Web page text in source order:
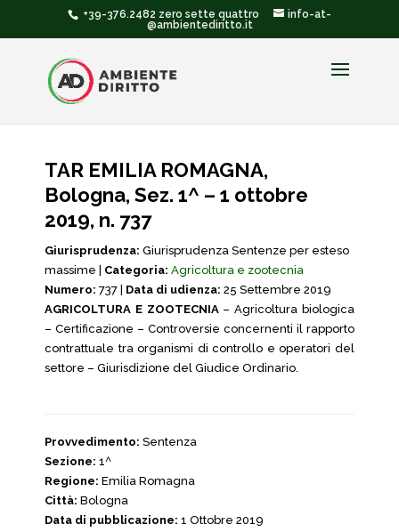
+39-376.2482 zero sette quattro
info-at-
@ambientediritto.it
TAR EMILIA ROMAGNA,
Bologna, Sez. 1^ – 1 ottobre
2019, n. 737
Giurisprudenza: Giurisprudenza Sentenze per esteso
massime | Categoria: Agricoltura e zootecnia
Numero: 737 | Data di udienza: 25 Settembre 2019
AGRICOLTURA E ZOOTECNIA– Agricoltura biologica
– Certificazione – Controversie concernenti il rapporto
contrattuale tra organismi di controllo e operatori del
settore – Giurisdizione del Giudice Ordinario.
Provvedimento: Sentenza
Sezione: 1^
Regione: Emilia Romagna
Città: Bologna
Data di pubblicazione: 1 Ottobre 2019